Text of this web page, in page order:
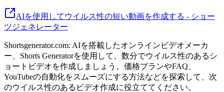
AIを使用してウイルス性の短い動画を作成する - ショー
ツジェネレーター
Shortsgenerator.com: AIを搭載したオンラインビデオメーカ
ー、Shorts Generatorを使用して、数分でウイルス性のあるシ
ョートビデオを作成しましょう。価格プランやFAQ、
YouTubeの自動化をスムーズにする方法などを探索して、次
のウイルス性のあるビデオ作成に役立ててください。